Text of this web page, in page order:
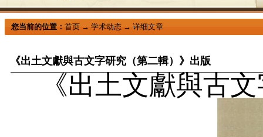
您当前的位置：首页 →学术动态 →详细文章
《出土文獻與古文字研究（第二輯）》出版
《出土文獻與古